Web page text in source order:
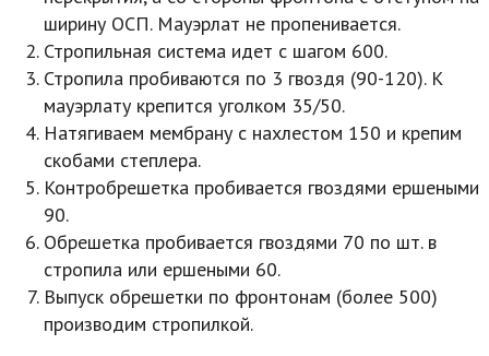
ширину ОСП. Мауэрлат не пропенивается.
Стропильная система идет с шагом 600.
Стропила пробиваются по 3 гвоздя (90-120). К
мауэрлату крепится уголком 35/50.
Натягиваем мембрану с нахлестом 150 и крепим
скобами степлера.
Контробрешетка пробивается гвоздями ершеными
90.
Обрешетка пробивается гвоздями 70 по шт. в
стропила или ершеными 60.
Выпуск обрешетки по фронтонам (более 500)
производим стропилкой.